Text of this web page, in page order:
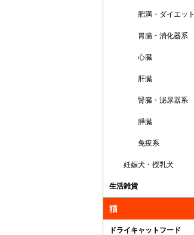
肥満・ダイエット
胃腸・消化器系
心臓
肝臓
腎臓・泌尿器系
膵臓
免疫系
妊娠犬・授乳犬
生活雑貨
猫
ドライキャットフード